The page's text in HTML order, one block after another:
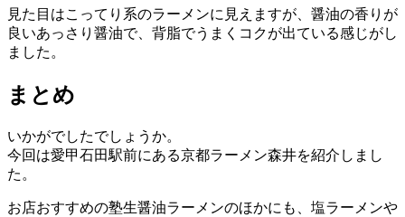
見た目はこってり系のラーメンに見えますが、醤油の香りが
良いあっさり醤油で、背脂でうまくコクが出ている感じがし
ました。
まとめ
いかがでしたでしょうか。
今回は愛甲石田駅前にある京都ラーメン森井を紹介しまし
た。
お店おすすめの塾生醤油ラーメンのほかにも、塩ラーメンや